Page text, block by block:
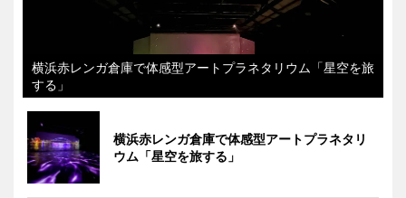
横浜赤レンガ倉庫で体感型アートプラネタリウム「星空を旅
する」
横浜赤レンガ倉庫で体感型アートプラネタリ
ウム「星空を旅する」